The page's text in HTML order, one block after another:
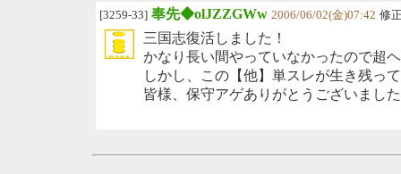
[3259-33] 奉先◆olJZZGWw 2006/06/02(金)07:42 修
三国志復活しました！
かなり長い間やっていなかったので超
しかし、この【他】単スレが生き残っ
皆様、保守アゲありがとうございました